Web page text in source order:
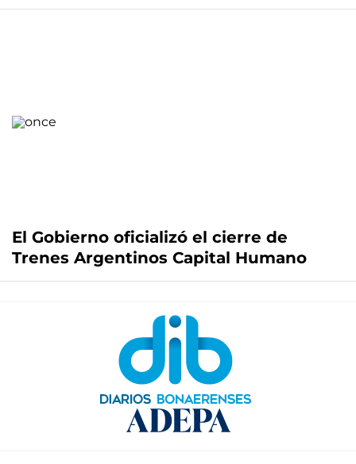
El Gobierno oficializó el cierre de
Trenes Argentinos Capital Humano